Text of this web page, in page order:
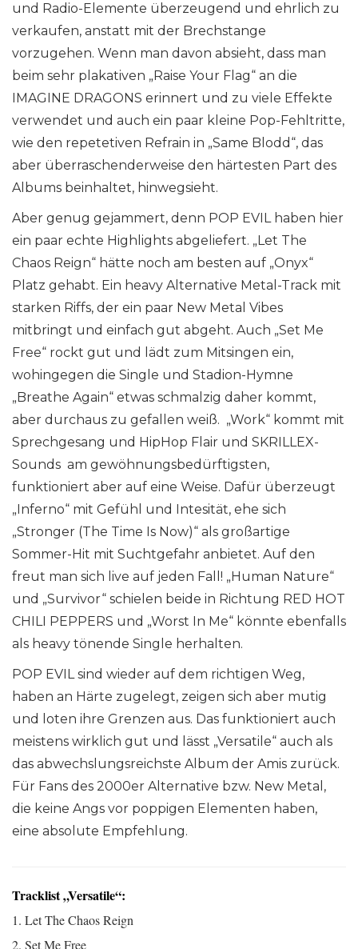
und Radio-Elemente überzeugend und ehrlich zu
verkaufen, anstatt mit der Brechstange
vorzugehen. Wenn man davon absieht, dass man
beim sehr plakativen „Raise Your Flag“ an die
IMAGINE DRAGONS erinnert und zu viele Effekte
verwendet und auch ein paar kleine Pop-Fehltritte,
wie den repetetiven Refrain in „Same Blodd“, das
aber überraschenderweise den härtesten Part des
Albums beinhaltet, hinwegsieht.
Aber genug gejammert, denn POP EVIL haben hier
ein paar echte Highlights abgeliefert. „Let The
Chaos Reign“ hätte noch am besten auf „Onyx“
Platz gehabt. Ein heavy Alternative Metal-Track mit
starken Riffs, der ein paar New Metal Vibes
mitbringt und einfach gut abgeht. Auch „Set Me
Free“ rockt gut und lädt zum Mitsingen ein,
wohingegen die Single und Stadion-Hymne
„Breathe Again“ etwas schmalzig daher kommt,
aber durchaus zu gefallen weiß. „Work“ kommt mit
Sprechgesang und HipHop Flair und SKRILLEX-
Sounds am gewöhnungsbedürftigsten,
funktioniert aber auf eine Weise. Dafür überzeugt
„Inferno“ mit Gefühl und Intesität, ehe sich
„Stronger (The Time Is Now)“ als großartige
Sommer-Hit mit Suchtgefahr anbietet. Auf den
freut man sich live auf jeden Fall! „Human Nature“
und „Survivor“ schielen beide in Richtung RED HOT
CHILI PEPPERS und „Worst In Me“ könnte ebenfalls
als heavy tönende Single herhalten.
POP EVIL sind wieder auf dem richtigen Weg,
haben an Härte zugelegt, zeigen sich aber mutig
und loten ihre Grenzen aus. Das funktioniert auch
meistens wirklich gut und lässt „Versatile“ auch als
das abwechslungsreichste Album der Amis zurück.
Für Fans des 2000er Alternative bzw. New Metal,
die keine Angs vor poppigen Elementen haben,
eine absolute Empfehlung.
Tracklist „Versatile“:
1. Let The Chaos Reign
2. Set Me Free